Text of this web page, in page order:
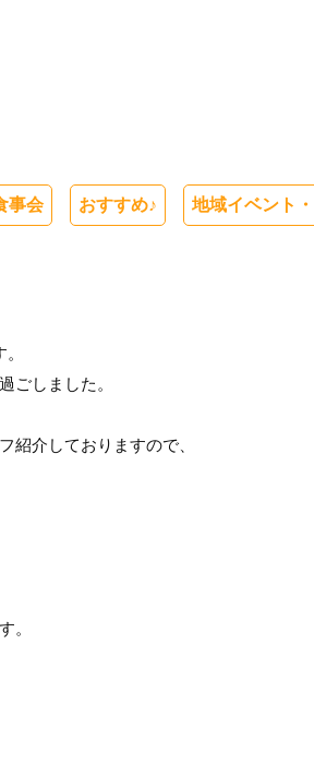
事会 おすすめ♪ 地域イベント
ごしました。
紹介しておりますので、
。